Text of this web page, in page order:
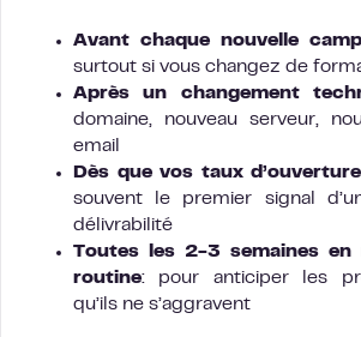
Avant chaque nouvelle
surtout si vous changez de
Après un changement
domaine, nouveau serveur,
email
Dès que vos taux
souvent le premier signal
délivrabilité
Toutes les 2-3 semaines en
routine: pour anticiper les
qu’ils ne s’aggravent